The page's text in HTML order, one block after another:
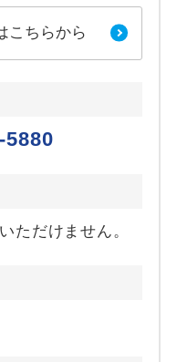
こちらから
5880
ただけません。